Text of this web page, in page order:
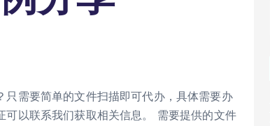
需要简单的文件扫描即可代办，具体需要办
以联系我们获取相关信息。 需要提供的文件